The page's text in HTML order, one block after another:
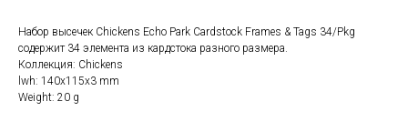
Набор высечек Chickens Echo Park Cardstock Frames & Tags 34/Pkg
содержит 34 элемента из кардстока разного размера.
Коллекция: Chickens
lwh: 140x115x3 mm
Weight: 20 g